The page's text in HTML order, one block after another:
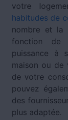
votre
habitudes de
nombre et la
fonction de
puissance à
maison ou de
de votre
pouvez
des
plus adaptée.